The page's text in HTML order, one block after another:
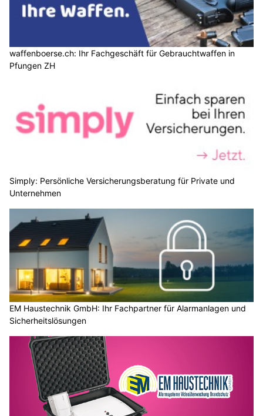
waffenboerse.ch: Ihr Fachgeschäft für Gebrauchtwaffen in
Pfungen ZH
Simply: Persönliche Versicherungsberatung für Private und
Unternehmen
EM Haustechnik GmbH: Ihr Fachpartner für Alarmanlagen und
Sicherheitslösungen